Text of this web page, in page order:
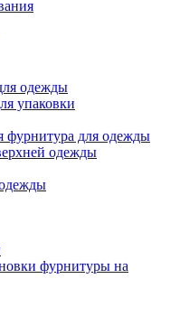
одежды
упаковки
фурнитура для одежды
одежды
фурнитуры на